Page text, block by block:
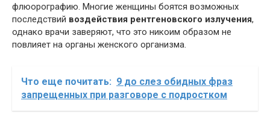
флюорографию. Многие женщины боятся возможных
последствий воздействия рентгеновского излучения,
однако врачи заверяют, что это никоим образом не
повлияет на органы женского организма.
Что еще почитать: 9 до слез обидных фраз
запрещенных при разговоре с подростком